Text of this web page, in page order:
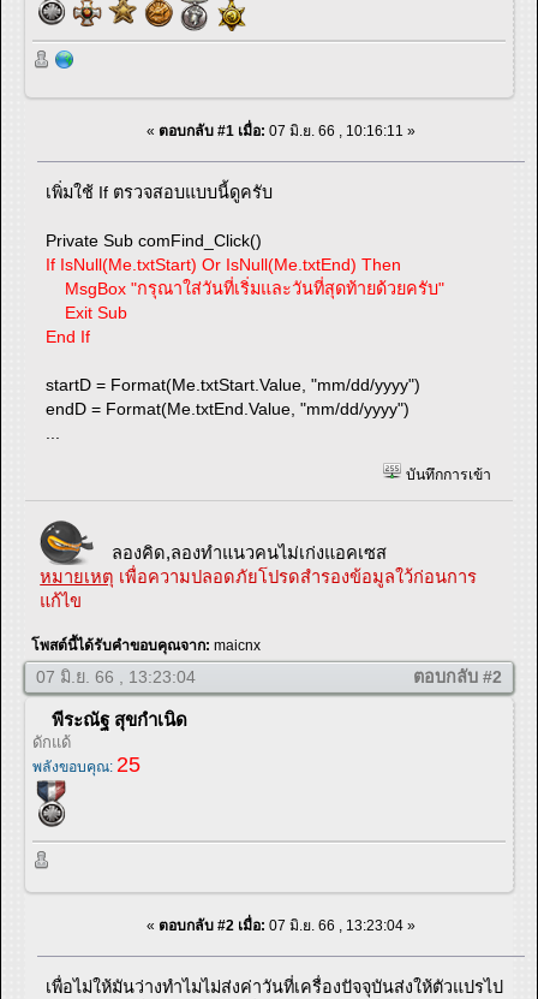
« ตอบกลับ #1 เมื่อ: 07 มิ.ย. 66 , 10:16:11 »
เพิ่มใช้ If ตรวจสอบแบบนี้ดูครับ
Private Sub comFind_Click()
If IsNull(Me.txtStart) Or IsNull(Me.txtEnd) Then
MsgBox "กรุณาใส่วันที่เริ่มและวันที่สุดท้ายด้วยครับ"
Exit Sub
End If
startD = Format(Me.txtStart.Value, "mm/dd/yyyy")
endD = Format(Me.txtEnd.Value, "mm/dd/yyyy")
บันทึกการเข้า
ลองคิด,ลองทำแนวคนไม่เก่งแอคเซส
หมายเหตุ เพื่อความปลอดภัยโปรดสำรองข้อมูลใว้ก่อนการ
แก้ไข
โพสต์นี้ได้รับคำขอบคุณจาก: maicnx
07 มิ.ย. 66 , 13:23:04 ตอบกลับ #2
พีระณัฐ สุขกำเนิด
ดักแด้
พลังขอบคุณ: 25
« ตอบกลับ #2 เมื่อ: 07 มิ.ย. 66 , 13:23:04 »
เพื่อไม่ให้มันว่างทำไมไม่ส่งค่าวันที่เครื่องปัจจุบันส่งให้ตัวแปรไป